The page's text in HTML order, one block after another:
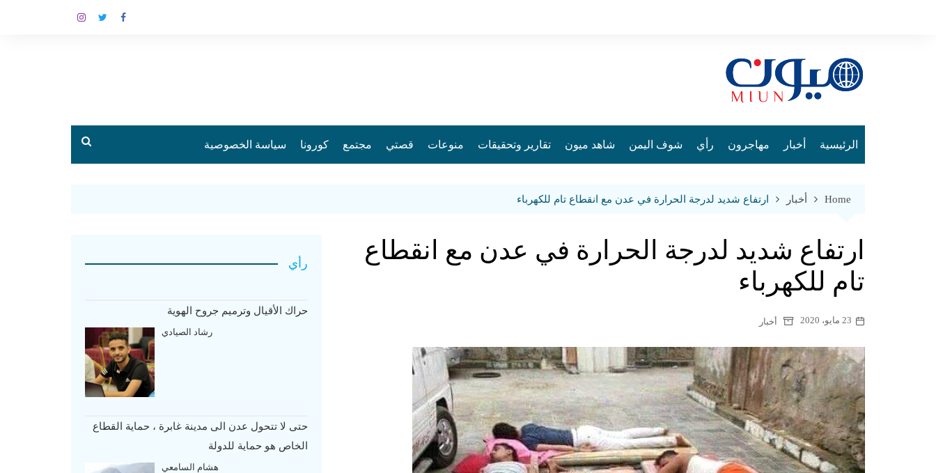
الرئيسية أخبار مهاجرون رأي شوف اليمن شاهد ميون تقارير وتحقيقات منوعات قصتي مجتمع كورونا سياسة الخصوصية
Home أخبار ارتفاع شديد لدرجة الحرارة في عدن مع انقطاع تام للكهرباء
ارتفاع شديد لدرجة الحرارة في عدن مع انقطاع
تام للكهرباء
23 مايو، 2020 أخبار
رأي
حراك الأقيال وترميم جروح الهوية
رشاد الصيادي
حتى لا تتحول عدن الى مدينة غابرة ، حماية القطاع
الخاص هو حماية للدولة
هشام السامعي